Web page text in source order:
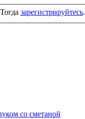
зарегистрируйтесь.
со сметаной